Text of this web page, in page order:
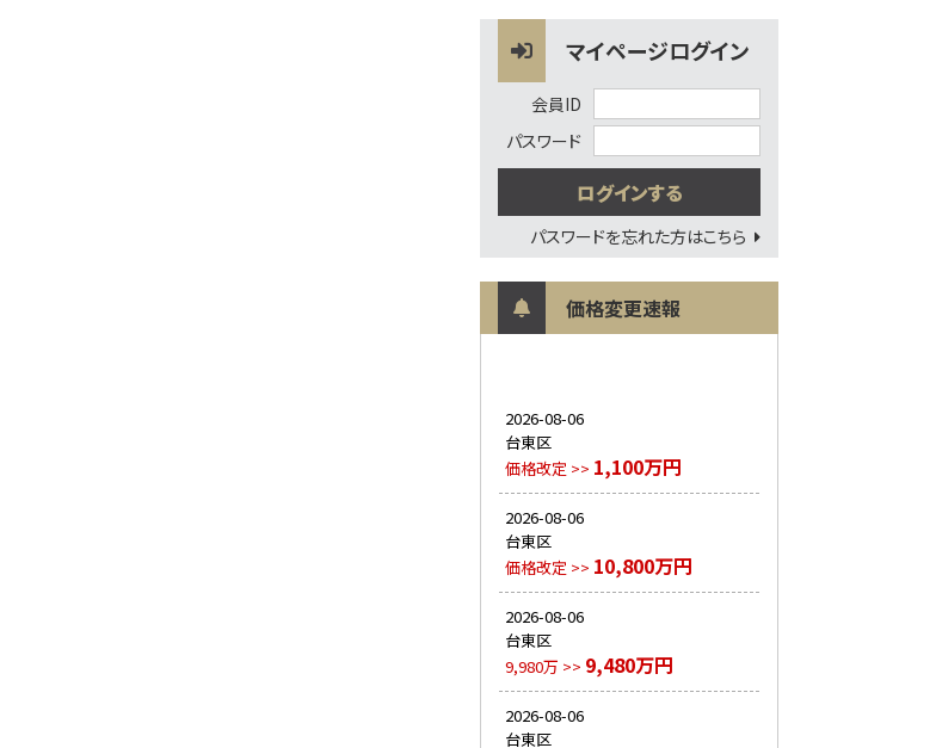
マイページログイン
会員ID
パスワード
パスワードを忘れた方はこちら
価格変更速報
2026-08-06
台東区
価格改定 >> 1,100万円
2026-08-06
台東区
価格改定 >> 10,800万円
2026-08-06
台東区
9,980万 >> 9,480万円
2026-08-06
台東区